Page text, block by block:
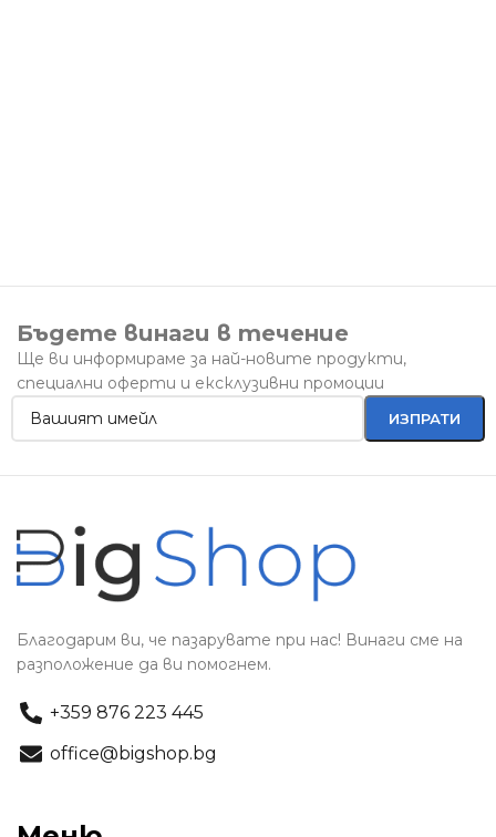
Бъдете винаги в течение
Ще ви информираме за най-новите продукти,
специални оферти и ексклузивни промоции
Благодарим ви, че пазарувате при нас! Винаги сме на
разположение да ви помогнем.
+359 876 223 445
office@bigshop.bg